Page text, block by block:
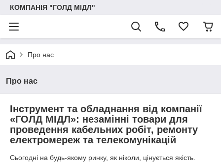
КОМПАНІЯ "ГОЛД МІДЛ"
Про нас
Про нас
Інструмент та обладнання від компанії
«ГОЛД МІДЛ»: незамінні товари для
проведення кабельних робіт, ремонту
електромереж та телекомунікацій
Сьогодні на будь-якому ринку, як ніколи, цінується якість.